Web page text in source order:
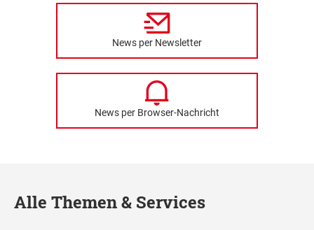
News per Newsletter
News per Browser-Nachricht
Alle Themen & Services